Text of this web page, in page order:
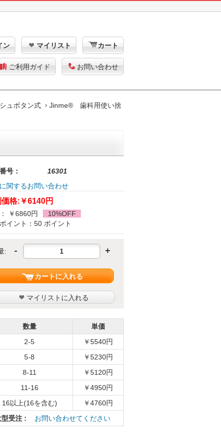
ン マイリスト カート
ご利用ガイド お問い合わせ
ュボタン式
Jinme® 歯科用使い捨
号：
16301
関するお問い合わせ
格: ￥6140円
￥6860円
10%OFF
イント：50 ポイント
: - +
カートに入れる
マイリストに入れる
数量
単価
2-5
￥5540円
5-8
￥5230円
8-11
￥5120円
11-16
￥4950円
16以上(16を含む)
￥4760円
型受注 : お問い合わせてください